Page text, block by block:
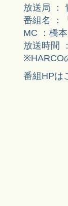
放送局 ：
番組名 ：
MC ：橋
放送時間
※HARCO
番組HPは